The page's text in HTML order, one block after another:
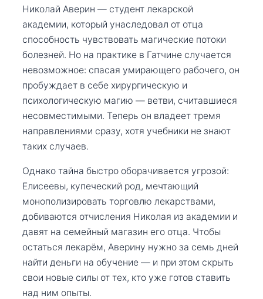
Николай Аверин — студент лекарской
академии, который унаследовал от отца
способность чувствовать магические потоки
болезней. Но на практике в Гатчине случается
невозможное: спасая умирающего рабочего, он
пробуждает в себе хирургическую и
психологическую магию — ветви, считавшиеся
несовместимыми. Теперь он владеет тремя
направлениями сразу, хотя учебники не знают
таких случаев.
Однако тайна быстро оборачивается угрозой:
Елисеевы, купеческий род, мечтающий
монополизировать торговлю лекарствами,
добиваются отчисления Николая из академии и
давят на семейный магазин его отца. Чтобы
остаться лекарём, Аверину нужно за семь дней
найти деньги на обучение — и при этом скрыть
свои новые силы от тех, кто уже готов ставить
над ним опыты.